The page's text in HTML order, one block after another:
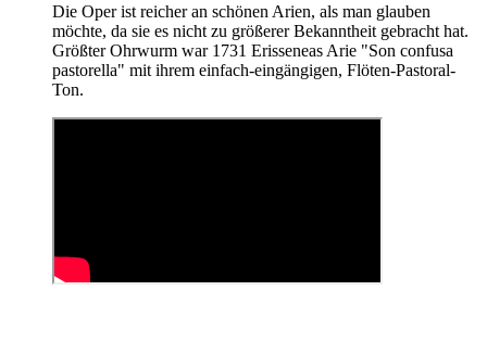
Die Oper ist reicher an schönen Arien, als man glauben
möchte, da sie es nicht zu größerer Bekanntheit gebracht hat.
Größter Ohrwurm war 1731 Erisseneas Arie "Son confusa
pastorella" mit ihrem einfach-eingängigen, Flöten-Pastoral-
Ton.